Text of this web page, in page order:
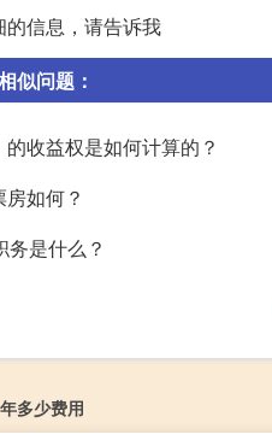
信息，请告诉我
似问题：
收益权是如何计算的？
房如何？
是什么？
多少费用